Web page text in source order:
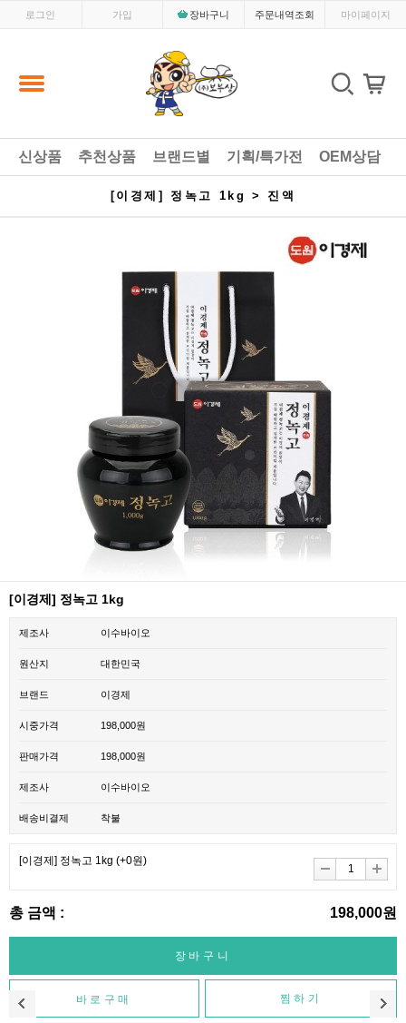
로그인 가입 장바구니 주문내역조회 마이페이지
신상품 추천상품 브랜드별 기획/특가전 OEM상담
[이경제] 정녹고 1kg > 진액
[이경제] 정녹고 1kg
제조사 이수바이오
원산지 대한민국
브랜드 이경제
시중가격 198,000원
판매가격 198,000원
제조사 이수바이오
배송비결제 착불
[이경제] 정녹고 1kg (+0원)
총 금액 : 198,000원
찜하기